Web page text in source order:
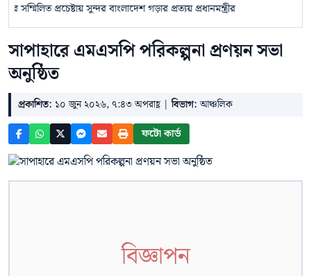
সম্মিলিত প্রচেষ্টায় সুন্দর বাংলাদেশ গড়ার প্রত্যয় প্রধানমন্ত্রীর
সাপাহারে এমএসপি পরিকল্পনা প্রণয়ন সভা
অনুষ্ঠিত
প্রকাশিত: ১০ জুন ২০২৬, ৭:৪৩ অপরাহ্ণ |বিভাগ: আঞ্চলিক
ফটো কার্ড
বিজ্ঞাপন